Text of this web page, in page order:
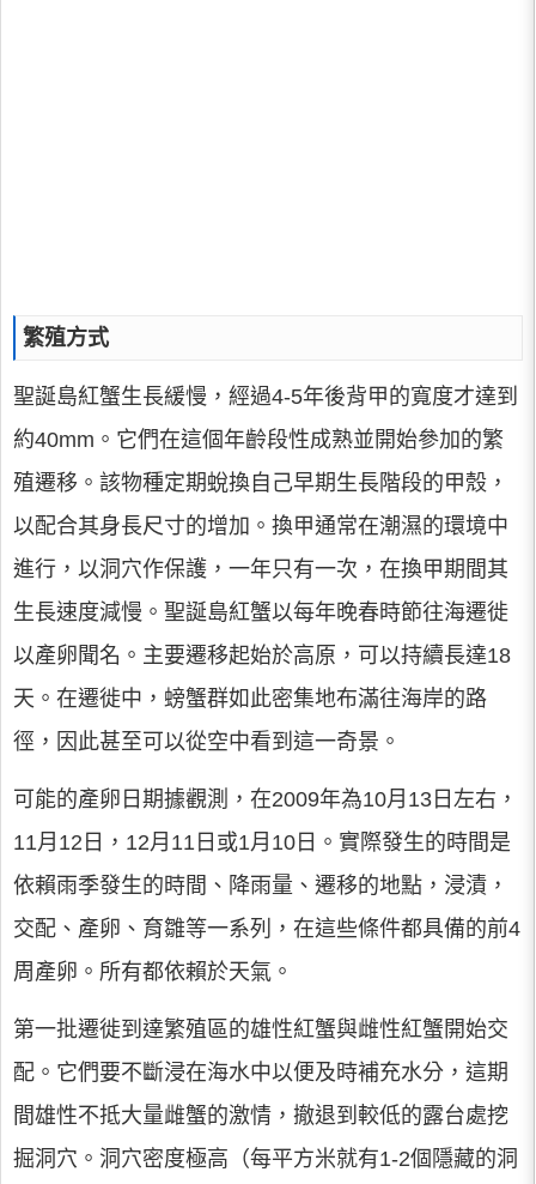
繁殖方式
聖誕島紅蟹生長緩慢，經過4-5年後背甲的寬度才達到
約40mm。它們在這個年齡段性成熟並開始參加的繁
殖遷移。該物種定期蛻換自己早期生長階段的甲殼，
以配合其身長尺寸的增加。換甲通常在潮濕的環境中
進行，以洞穴作保護，一年只有一次，在換甲期間其
生長速度減慢。聖誕島紅蟹以每年晚春時節往海遷徙
以產卵聞名。主要遷移起始於高原，可以持續長達18
天。在遷徙中，螃蟹群如此密集地布滿往海岸的路
徑，因此甚至可以從空中看到這一奇景。
可能的產卵日期據觀測，在2009年為10月13日左右，
11月12日，12月11日或1月10日。實際發生的時間是
依賴雨季發生的時間、降雨量、遷移的地點，浸漬，
交配、產卵、育雛等一系列，在這些條件都具備的前4
周產卵。所有都依賴於天氣。
第一批遷徙到達繁殖區的雄性紅蟹與雌性紅蟹開始交
配。它們要不斷浸在海水中以便及時補充水分，這期
間雄性不抵大量雌蟹的激情，撤退到較低的露台處挖
掘洞穴。洞穴密度極高（每平方米就有1-2個隱藏的洞